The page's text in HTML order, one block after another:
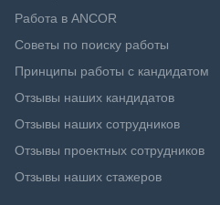
Работа в ANCOR
Советы по поиску работы
Принципы работы с кандидатом
Отзывы наших кандидатов
Отзывы наших сотрудников
Отзывы проектных сотрудников
Отзывы наших стажеров